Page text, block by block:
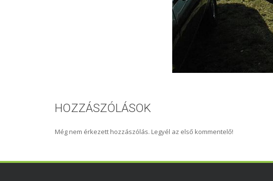
HOZZÁSZÓLÁSOK
Még nem érkezett hozzászólás. Legyél az első kommentelő!